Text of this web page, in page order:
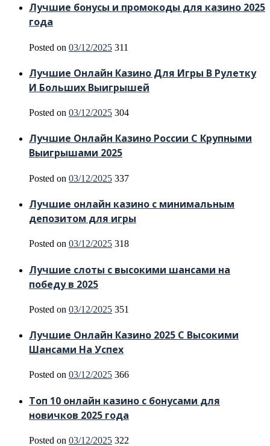
Лучшие бонусы и промокоды для казино 2025
года
Posted on 03/12/2025 311
Лучшие Онлайн Казино Для Игры В Рулетку
И Больших Выигрышей
Posted on 03/12/2025 304
Лучшие Онлайн Казино России С Крупными
Выигрышами 2025
Posted on 03/12/2025 337
Лучшие онлайн казино с минимальным
депозитом для игры
Posted on 03/12/2025 318
Лучшие слоты с высокими шансами на
победу в 2025
Posted on 03/12/2025 351
Лучшие Онлайн Казино 2025 С Высокими
Шансами На Успех
Posted on 03/12/2025 366
Топ 10 онлайн казино с бонусами для
новичков 2025 года
Posted on 03/12/2025 322